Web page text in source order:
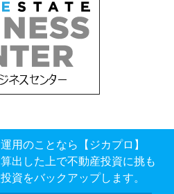
用のことなら【ジカプロ】
出した上で不動産投資に挑も
資をバックアップします。